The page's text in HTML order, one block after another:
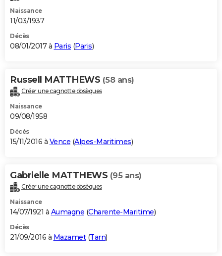
Naissance
11/03/1937
Décès
08/01/2017 à Paris (Paris)
Russell MATTHEWS (58 ans)
Créer une cagnotte obsèques
Naissance
09/08/1958
Décès
15/11/2016 à Vence (Alpes-Maritimes)
Gabrielle MATTHEWS (95 ans)
Créer une cagnotte obsèques
Naissance
14/07/1921 à Aumagne (Charente-Maritime)
Décès
21/09/2016 à Mazamet(Tarn)